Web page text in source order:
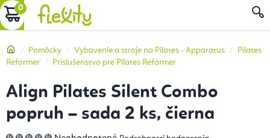
Prejsť
na
NÁKUPNÝ
DomovPomôcky Vybavenie a stroje na Pilates - Apparatus
Pilates
Reformer
Príslušenstvo pre Pilates Reformer
Align Pilates Silent Combo
popruh – sada 2 ks, čierna
Priemerné